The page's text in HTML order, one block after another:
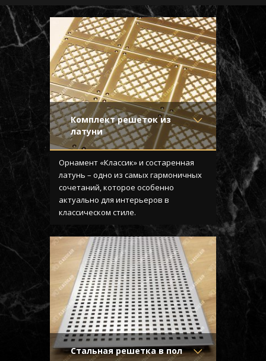
Комплект решеток из
латуни
Материал- Латунь
Отделка- Старение с
эффектом затёртости
Узор- Classic
Конструкция- Плоская
Орнамент «Классик» и состаренная
латунь – одно из самых гармоничных
сочетаний, которое особенно
актуально для интерьеров в
классическом стиле.
Стальная решетка в пол